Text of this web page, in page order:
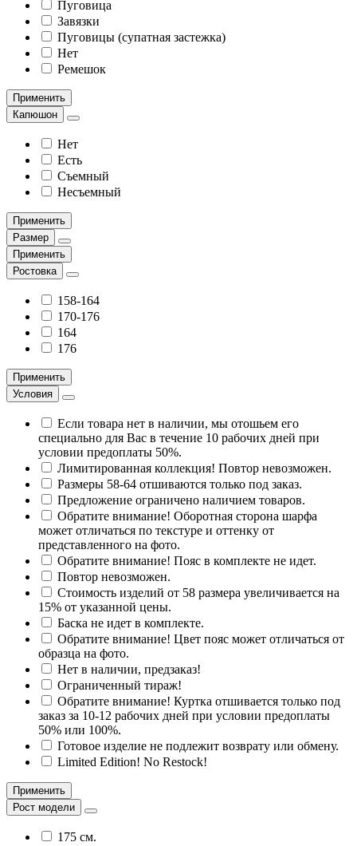
Пуговица
Завязки
Пуговицы (супатная застежка)
Нет
Ремешок
Применить
Капюшон
Нет
Есть
Съемный
Несъемный
Применить
Размер
Применить
Ростовка
158-164
170-176
164
176
Применить
Условия
Если товара нет в наличии, мы отошьем его
специально для Вас в течение 10 рабочих дней при
условии предоплаты 50%.
Лимитированная коллекция! Повтор невозможен.
Размеры 58-64 отшиваются только под заказ.
Предложение ограничено наличием товаров.
Обратите внимание! Оборотная сторона шарфа
может отличаться по текстуре и оттенку от
представленного на фото.
Обратите внимание! Пояс в комплекте не идет.
Повтор невозможен.
Стоимость изделий от 58 размера увеличивается на
15% от указанной цены.
Баска не идет в комплекте.
Обратите внимание! Цвет пояс может отличаться от
образца на фото.
Нет в наличии, предзаказ!
Ограниченный тираж!
Обратите внимание! Куртка отшивается только под
заказ за 10-12 рабочих дней при условии предоплаты
50% или 100%.
Готовое изделие не подлежит возврату или обмену.
Limited Edition! No Restock!
Применить
Рост модели
175 см.